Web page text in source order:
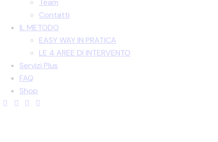
Team
Contatti
IL METODO
EASY WAY IN PRATICA
LE 4 AREE DI INTERVENTO
Servizi Plus
FAQ
Shop